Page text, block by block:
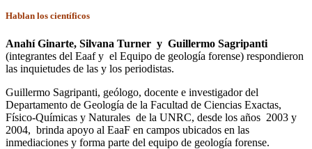
Hablan los científicos
Anahí Ginarte, Silvana Turner y Guillermo Sagripanti
(integrantes del Eaaf y el Equipo de geología forense) respondieron
las inquietudes de las y los periodistas.
Guillermo Sagripanti, geólogo, docente e investigador del
Departamento de Geología de la Facultad de Ciencias Exactas,
Físico-Químicas y Naturales de la UNRC, desde los años 2003 y
2004, brinda apoyo al EaaF en campos ubicados en las
inmediaciones y forma parte del equipo de geología forense.